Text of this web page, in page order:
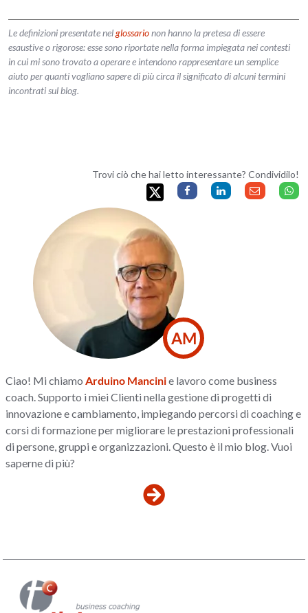
Le definizioni presentate nelglossarionon hanno la pretesa di essere
esaustive o rigorose: esse sono riportate nella forma impiegata nei contesti
in cui mi sono trovato a operare e intendono rappresentare un semplice
aiuto per quanti vogliano sapere di più circa il significato di alcuni termini
incontrati sul blog.
Trovi ciò che hai letto interessante? Condividilo!
AM
Ciao! Mi chiamo Arduino Mancinie lavoro come business
coach. Supporto i miei Clienti nella gestione di progetti di
innovazione e cambiamento, impiegando percorsi di coaching e
corsi di formazione per migliorare le prestazioni professionali
di persone, gruppi e organizzazioni. Questo è il mio blog. Vuoi
saperne di più?